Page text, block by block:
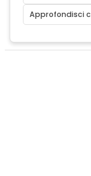
Approfondisci